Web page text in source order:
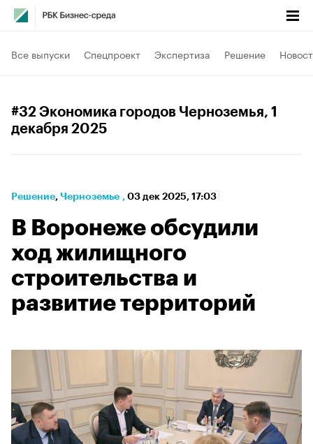
Все выпуски Спецпроект Экспертиза Решение
#32 Экономика городов Черноземья, 1
декабря 2025
Решение⁠, Черноземье , 03 дек 2025, 17:03
В Воронеже обсудили
ход жилищного
строительства и
развитие территорий